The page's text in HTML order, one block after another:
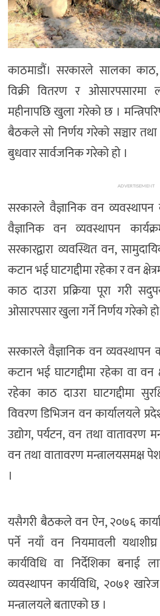
काठमाडौं। सरकारले सालका
विक्री वितरण र
महीनापछि खुला गरेको छ ।
बैठकले सो निर्णय गरेको सञ्चार तथा
बुधवार सार्वजनिक गरेको हो ।
ADVERTISEMENT
सरकारले वैज्ञानिक वन
वैज्ञानिक वन व्यवस्थापन
सरकारद्वारा व्यवस्थित वन,
कटान भई घाटगद्दीमा रहेका र वन
काठ दाउरा प्रक्रिया पूरा गरी
ओसारपसार खुला गर्ने निर्णय गरेको
सरकारले वैज्ञानिक वन व्यवस्थापन
कटान भई घाटगद्दीमा रहेका वा वन
रहेका काठ दाउरा घाटगद्दीमा
विवरण डिभिजन वन कार्यालयले
उद्योग, पर्यटन, वन तथा वातावरण
वन तथा वातावरण मन्त्रालयसमक्ष
।
यसैगरी बैठकले वन ऐन, २०७६
पर्ने नयाँ वन नियमावली
कार्यविधि वा निर्देशिका बनाई
व्यवस्थापन कार्यविधि, २०७१
मन्त्रालयले बताएको छ ।